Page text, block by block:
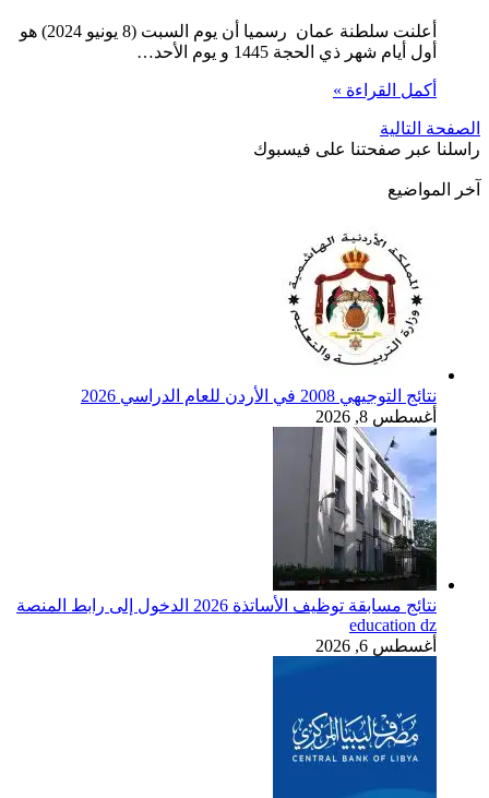
أعلنت سلطنة عمان رسميا أن يوم السبت (8 يونيو 2024) هو
أول أيام شهر ذي الحجة 1445 و يوم الأحد…
أكمل القراءة »
الصفحة التالية
راسلنا عبر صفحتنا على فيسبوك
آخر المواضيع
نتائج التوجيهي 2008 في الأردن للعام الدراسي 2026
أغسطس 8, 2026
نتائج مسابقة توظيف الأساتذة 2026 الدخول إلى رابط المنصة
education dz
أغسطس 6, 2026